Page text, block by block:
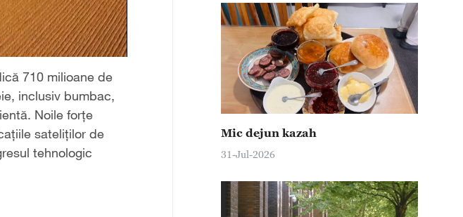
710 milioane de
inclusiv bumbac,
Noile forțe
sateliților de
tehnologic
Mic dejun kazah
31-Jul-2026